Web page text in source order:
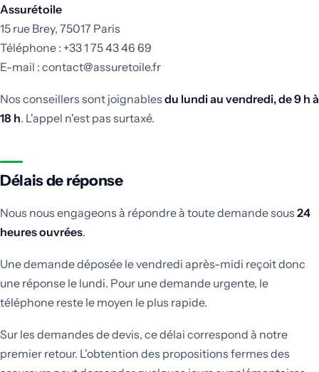
Assurétoile
15 rue Brey, 75017 Paris
Téléphone : +33 1 75 43 46 69
E-mail : contact@assuretoile.fr
Nos conseillers sont joignables du lundi au vendredi, de 9 h à
18 h. L'appel n'est pas surtaxé.
Délais de réponse
Nous nous engageons à répondre à toute demande sous 24
heures ouvrées.
Une demande déposée le vendredi après-midi reçoit donc
une réponse le lundi. Pour une demande urgente, le
téléphone reste le moyen le plus rapide.
Sur les demandes de devis, ce délai correspond à notre
premier retour. L'obtention des propositions fermes des